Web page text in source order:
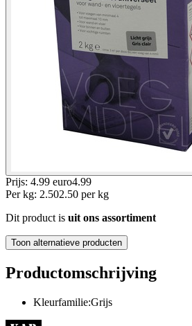
Prijs: 4.99 euro4.99
Per kg: 2.502.50 per kg
Dit product is uit ons assortiment
Toon alternatieve producten
Productomschrijving
Kleurfamilie:Grijs